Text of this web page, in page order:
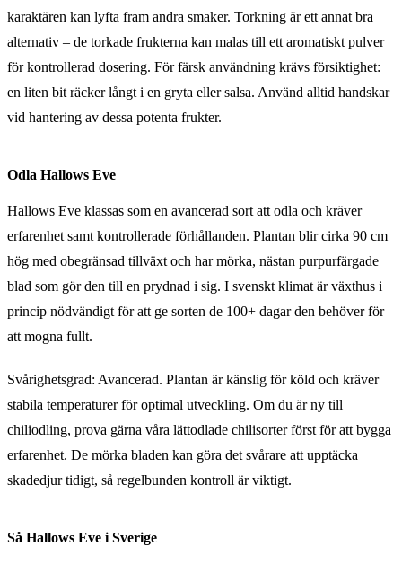
karaktären kan lyfta fram andra smaker. Torkning är ett annat bra
alternativ – de torkade frukterna kan malas till ett aromatiskt pulver
för kontrollerad dosering. För färsk användning krävs försiktighet:
en liten bit räcker långt i en gryta eller salsa. Använd alltid handskar
vid hantering av dessa potenta frukter.
Odla Hallows Eve
Hallows Eve klassas som en avancerad sort att odla och kräver
erfarenhet samt kontrollerade förhållanden. Plantan blir cirka 90 cm
hög med obegränsad tillväxt och har mörka, nästan purpurfärgade
blad som gör den till en prydnad i sig. I svenskt klimat är växthus i
princip nödvändigt för att ge sorten de 100+ dagar den behöver för
att mogna fullt.
Svårighetsgrad: Avancerad. Plantan är känslig för köld och kräver
stabila temperaturer för optimal utveckling. Om du är ny till
chiliodling, prova gärna våra lättodlade chilisorterförst för att bygga
erfarenhet. De mörka bladen kan göra det svårare att upptäcka
skadedjur tidigt, så regelbunden kontroll är viktigt.
Så Hallows Eve i Sverige